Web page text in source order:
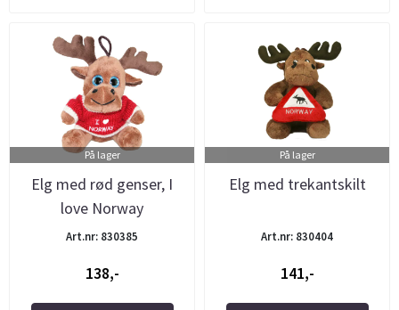
På lager
Elg med rød genser, I
love Norway
Art.nr: 830385
138,-
På lager
Elg med trekantskilt
Art.nr: 830404
141,-